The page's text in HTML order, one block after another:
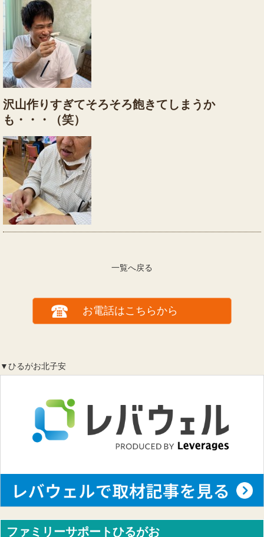
沢山作りすぎてそろそろ飽きてしまうか
も・・・（笑）
一覧へ戻る
お電話はこちらから
▼ひるがお北子安
ファミリーサポートひるがお